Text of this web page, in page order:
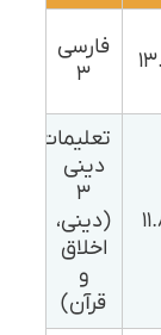
فارسی
۳
تعلیمات
دینی
۳
(دینی،
اخلاق
و
قرآن)